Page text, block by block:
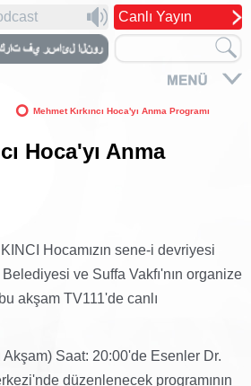
Canlı Yayın
Mehmet Kırkıncı Hoca'yı Anma Programı
Hoca'yı Anma
Hocamızın sene-i devriyesi
ve Suffa Vakfı'nın organize
akşam TV111'de canlı
Akşam) Saat: 20:00'de Esenler Dr.
düzenlenecek programının